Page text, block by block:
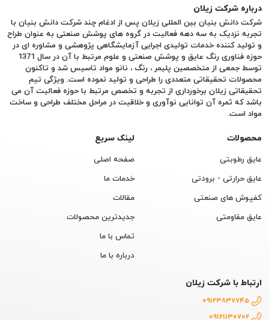
درباره شرکت زیلان
شرکت دانش بنیان بین المللی زیلان پس از ادغام چند شرکت دانش بنیان با
تجربه نزدیک به سه دهه فعالیت در گروه های پوشش صنعتی به عنوان طراح
و تولید کننده خدمات تولیدی اجرایی آزمایشگاهی پژوهشی و مشاوره ای در
حوزه فناوری رنگ عایق و پوشش صنعتی و علوم مرتبط با آن در سال 1371
توسط جمعی از متخصصین پلیمر ، رنگ ، نانو مواد تاسیس شد و تاکنون
محصولات تحقیقاتی متعددی را طراحی و تولید نموده است. ویژگی تیم
تحقیقاتی زیلان برخورداری از تجربه و تخصص مرتبط با حوزه فعالیت آن می
باشد که ثمره آن توانایی نوآوری و خلاقیت در مراحل مختلف طراحی و ساخت
مواد است.
محصولات
عایق رطوبتی
عایق حرارتی - برودتی
کفپوش های صنعتی
عایق مقاومتی
لینک سریع
صفحه اصلی
خدمات ما
مقالات
جدیدترین محصولات
تماس با ما
درباره با ما
ارتباط با شرکت زیلان